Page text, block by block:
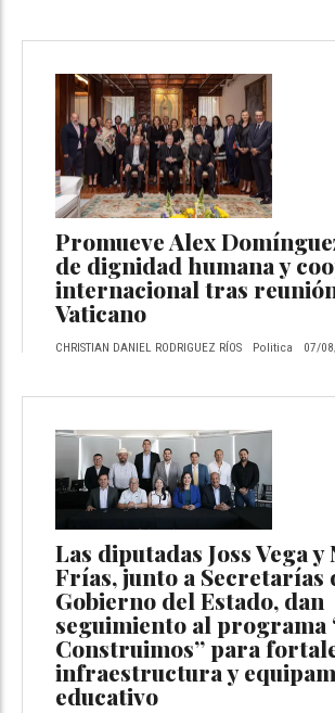
Promueve Alex
de dignidad humana y
internacional tras
Vaticano
CHRISTIAN DANIEL RODRIGUEZ RÍOS Politica 07/
Las diputadas Joss Vega y
Frías, junto a Secretarías
Gobierno del Estado, dan
seguimiento al programa
Construimos” para
infraestructura y
educativo